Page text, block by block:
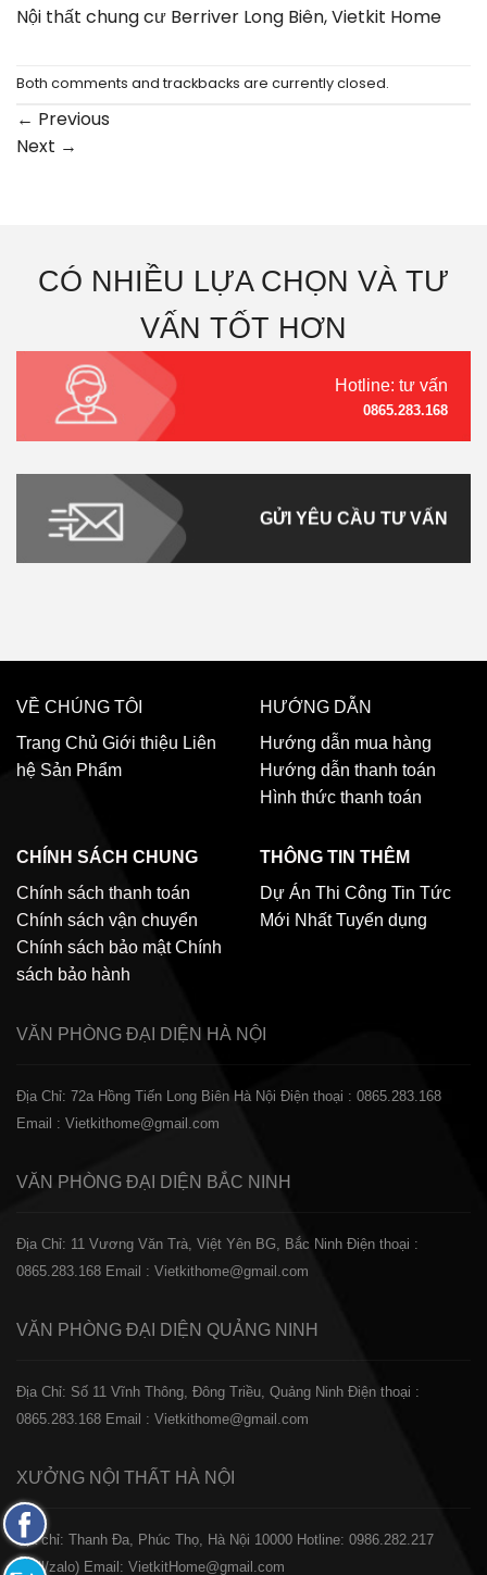
Nội thất chung cư Berriver Long Biên, Vietkit Home
Both comments and trackbacks are currently closed.
← Previous
Next →
CÓ NHIỀU LỰA CHỌN VÀ TƯ
VẤN TỐT HƠN
Hotline: tư vấn
0865.283.168
GỬI YÊU CẦU TƯ VẤN
VỀ CHÚNG TÔI
Trang Chủ Giới thiệu Liên
hệ Sản Phẩm
HƯỚNG DẪN
Hướng dẫn mua hàng
Hướng dẫn thanh toán
Hình thức thanh toán
CHÍNH SÁCH CHUNG
Chính sách thanh toán
Chính sách vận chuyển
Chính sách bảo mật Chính
sách bảo hành
THÔNG TIN THÊM
Dự Án Thi Công Tin Tức
Mới Nhất Tuyển dụng
VĂN PHÒNG ĐẠI DIỆN HÀ NỘI
Địa Chỉ: 72a Hồng Tiến Long Biên Hà Nội Điện thoại : 0865.283.168
Email : Vietkithome@gmail.com
VĂN PHÒNG ĐẠI DIỆN BẮC NINH
Địa Chỉ: 11 Vương Văn Trà, Việt Yên BG, Bắc Ninh Điện thoại :
0865.283.168 Email : Vietkithome@gmail.com
VĂN PHÒNG ĐẠI DIỆN QUẢNG NINH
Địa Chỉ: Số 11 Vĩnh Thông, Đông Triều, Quảng Ninh Điện thoại :
0865.283.168 Email : Vietkithome@gmail.com
XƯỞNG NỘI THẤT HÀ NỘI
️Địa chỉ: Thanh Đa, Phúc Thọ, Hà Nội 10000 Hotline: 0986.282.217
(Call/zalo) Email: VietkitHome@gmail.com
Fanpage
Facebook